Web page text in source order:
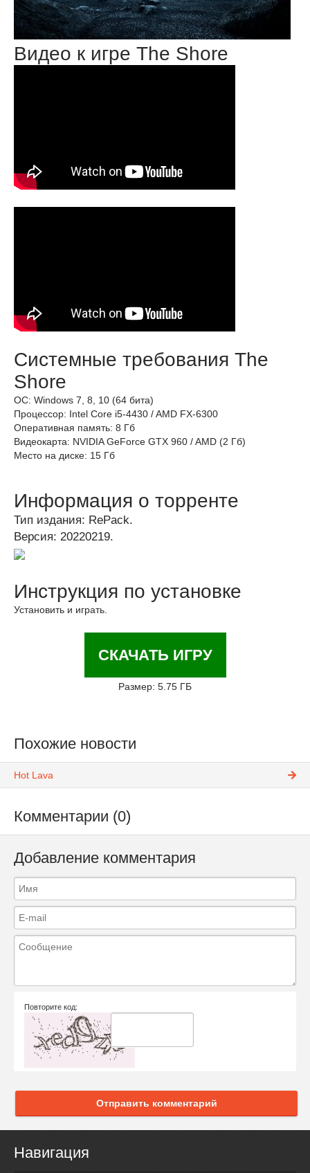
Видео к игре The Shore
Системные требования The
Shore
ОС: Windows 7, 8, 10 (64 бита)
Процессор: Intel Core i5-4430 / AMD FX-6300
Оперативная память: 8 Гб
Видеокарта: NVIDIA GeForce GTX 960 / AMD (2 Гб)
Место на диске: 15 Гб
Информация о торренте
Тип издания: RePack.
Версия: 20220219.
Инструкция по установке
Установить и играть.
СКАЧАТЬ ИГРУ
Размер: 5.75 ГБ
Похожие новости
Hot Lava
Комментарии (0)
Добавление комментария
Повторите код:
Отправить комментарий
Навигация